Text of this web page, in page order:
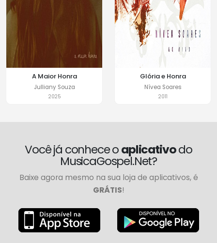
A Maior Honra
Julliany Souza
2025
Glória e Honra
Nívea Soares
2011
Você já conhece oaplicativodo
MusicaGospel.Net?
Baixe agora mesmo na sua loja de aplicativos, é
GRÁTIS!